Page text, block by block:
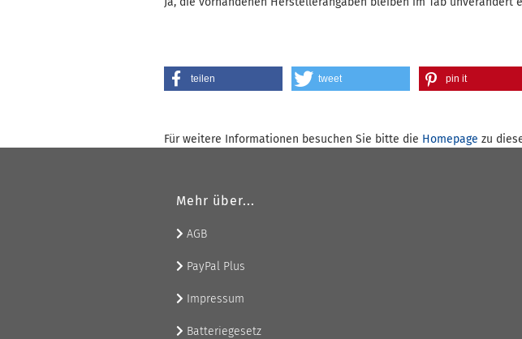
teilen tweet pin it
Für weitere Informationen besuchen Sie bitte die Homepage zu
Mehr über...
AGB
PayPal Plus
Impressum
Batteriegesetz